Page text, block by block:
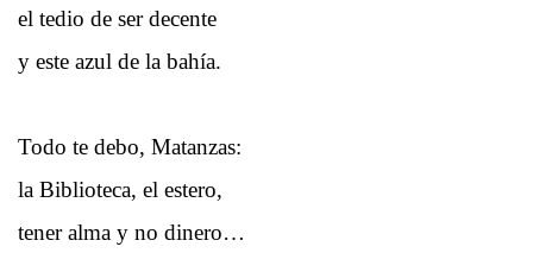
el tedio de ser decente
y este azul de la bahía.
Todo te debo, Matanzas:
la Biblioteca, el estero,
tener alma y no dinero…